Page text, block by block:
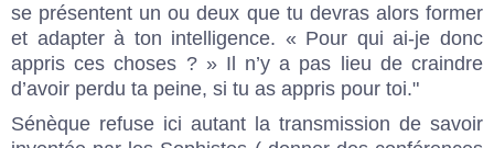
se présentent un ou deux que tu devras alors former
et adapter à ton intelligence. « Pour qui ai-je donc
appris ces choses ? » Il n’y a pas lieu de craindre
d’avoir perdu ta peine, si tu as appris pour toi."
Sénèque refuse ici autant la transmission de savoir